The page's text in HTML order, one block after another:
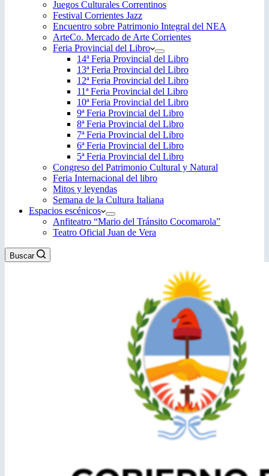
Juegos Culturales Correntinos
Festival Corrientes Jazz
Encuentro sobre Patrimonio Integral del NEA
ArteCo. Mercado de Arte Corrientes
Feria Provincial del Libro
14ª Feria Provincial del Libro
13ª Feria Provincial del Libro
12ª Feria Provincial del Libro
11ª Feria Provincial del Libro
10ª Feria Provincial del Libro
9ª Feria Provincial del Libro
8ª Feria Provincial del Libro
7ª Feria Provincial del Libro
6ª Feria Provincial del Libro
5ª Feria Provincial del Libro
Congreso del Patrimonio Cultural y Natural
Feria Internacional del libro
Mitos y leyendas
Semana de la Cultura Italiana
Espacios escénicos
Anfiteatro “Mario del Tránsito Cocomarola”
Teatro Oficial Juan de Vera
Buscar